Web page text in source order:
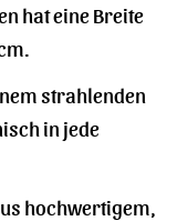
hat eine Breite
strahlenden
in jede
hochwertigem,